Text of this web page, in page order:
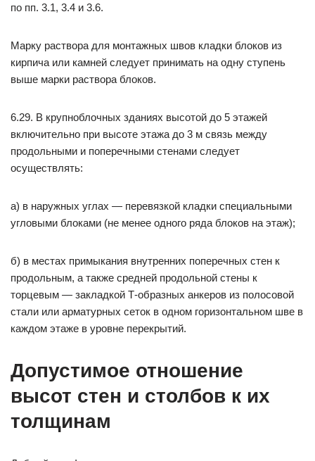
по пп. 3.1, 3.4 и 3.6.
Марку раствора для монтажных швов кладки блоков из
кирпича или камней следует принимать на одну ступень
выше марки раствора блоков.
6.29. В крупноблочных зданиях высотой до 5 этажей
включительно при высоте этажа до 3 м связь между
продольными и поперечными стенами следует
осуществлять:
а) в наружных углах — перевязкой кладки специальными
угловыми блоками (не менее одного ряда блоков на этаж);
б) в местах примыкания внутренних поперечных стен к
продольным, а также средней продольной стены к
торцевым — закладкой Т-образных анкеров из полосовой
стали или арматурных сеток в одном горизонтальном шве в
каждом этаже в уровне перекрытий.
Допустимое отношение
высот стен и столбов к их
толщинам